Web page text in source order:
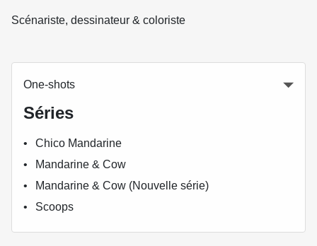
Scénariste, dessinateur & coloriste
One-shots
Séries
Chico Mandarine
Mandarine & Cow
Mandarine & Cow (Nouvelle série)
Scoops